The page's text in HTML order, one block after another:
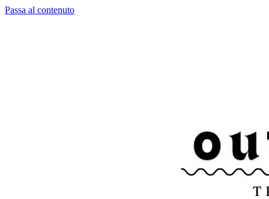
Passa al contenuto